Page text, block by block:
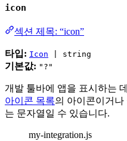
icon
섹션 제목: “icon”
타입: Icon | string
기본값: "?"
개발 툴바에 앱을 표시하는
아이콘 목록의 아이콘이거
는 문자열일 수 있습니다.
my-integration.js